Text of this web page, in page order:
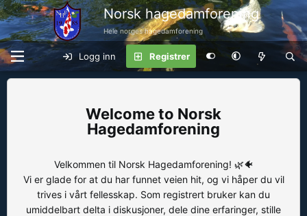
Norsk hagedamforening
Hele norges hagedamforening
Logg inn Registrer
Norsk
Hagedamforening
Velkommen til Norsk Hagedamforening! 🌿🐠
Vi er glade for at du har funnet veien hit, og vi håper du vil
trives i vårt fellesskap. Som registrert bruker kan du
umiddelbart delta i diskusjoner, dele dine erfaringer, stille